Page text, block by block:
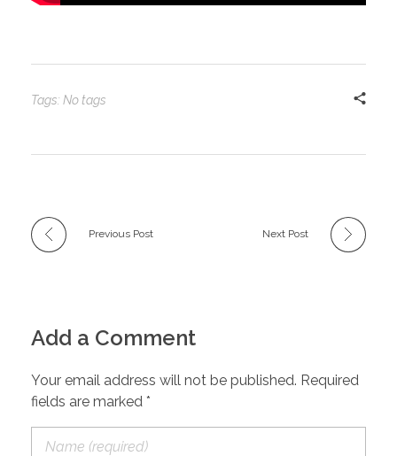
Tags: No tags
Previous Post Next Post
Add a Comment
Your email address will not be published. Required
fields are marked *